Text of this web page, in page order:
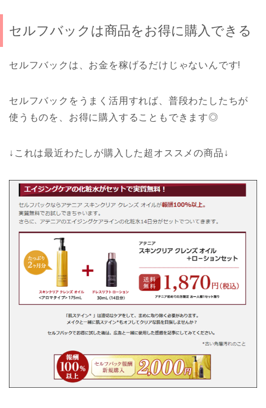
セルフバックは商品をお得に購入できる
セルフバックは、お金を稼げるだけじゃないんです!
セルフバックをうまく活用すれば、普段わたしたちが
使うものを、お得に購入することもできます◎
↓これは最近わたしが購入した超オススメの商品↓